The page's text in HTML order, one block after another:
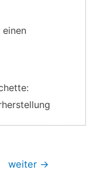
einen
weiter →